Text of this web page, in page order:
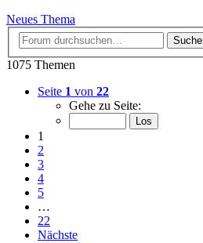
Neues Thema
Suche
1075 Themen
Seite 1 von 22
Gehe zu Seite:
1
2
3
4
5
…
22
Nächste